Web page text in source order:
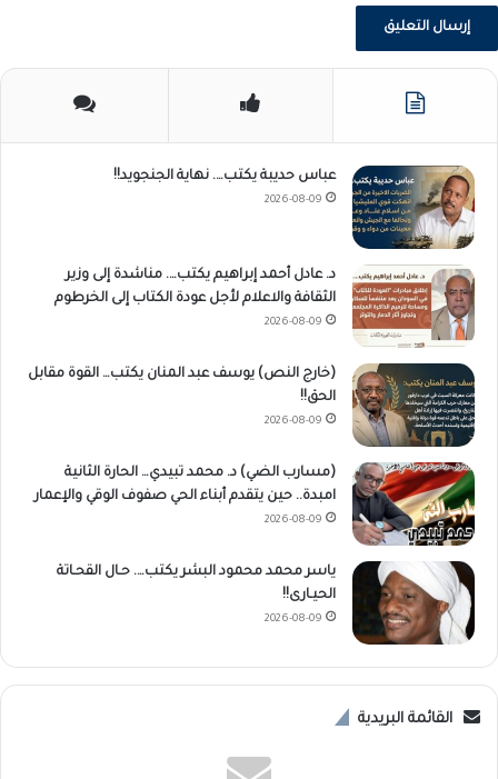
عباس حديبة يكتب…. نهاية الجنجويد!!
2026-08-09
د. عادل أحمد إبراهيم يكتب…. مناشدة إلى وزير
الثقافة والاعلام لأجل عودة الكتاب إلى الخرطوم
2026-08-09
(خارج النص) يوسف عبد المنان يكتب… القوة مقابل
الحق!!
2026-08-09
(مسارب الضي) د. محمد تبيدي… الحارة الثانية
امبدة.. حين يتقدم أبناء الحي صفوف الوقي والإعمار
2026-08-09
ياسر محمد محمود البشر يكتب…. حـال القحـاتة
الحيـارى!!
2026-08-09
القائمة البريدية